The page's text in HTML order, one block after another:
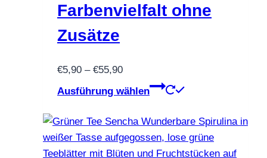
Farbenvielfalt ohne
Zusätze
€5,90 – €55,90Preisspanne:
€5,90
€55,90
Ausführung wählen
Dieses
weist
mehrere
Varianten